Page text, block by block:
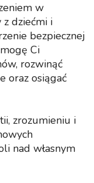
w
dziećmi i
bezpiecznej
Ci
rozwinąć
oraz osiągać
zrozumieniu i
nad własnym